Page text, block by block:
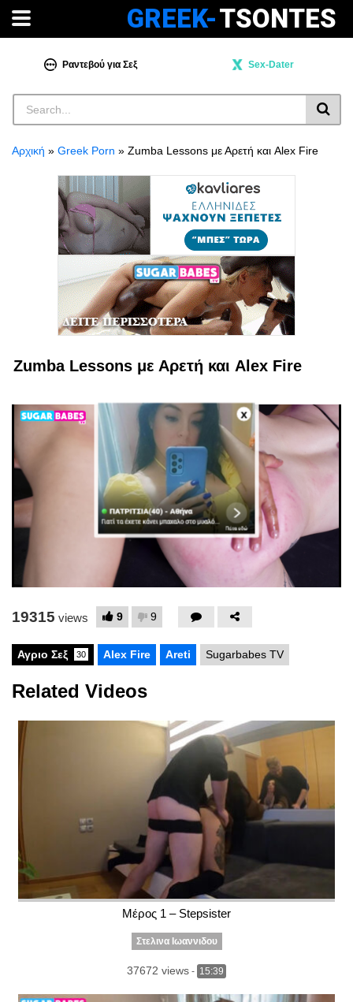
GREEK-TSONTES
Ραντεβού για Σεξ Sex-Dater
Αρχική » Greek Porn » Zumba Lessons με Αρετή και Alex Fire
Zumba Lessons με Αρετή και Alex Fire
x
19315 views 9 9
Αγριο Σεξ 30 Alex Fire Areti Sugarbabes TV
Related Videos
Μέρος 1 – Stepsister
Στελινα Ιωαννιδου
37672 views - 15:39